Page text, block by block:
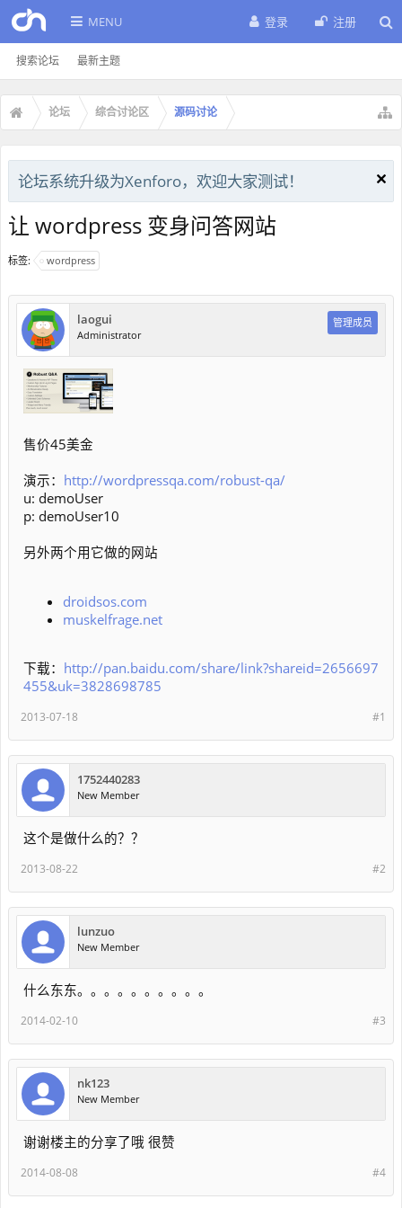
MENU
搜索论坛 最新主题
登录 注册
论坛 综合讨论区 源码讨论
论坛系统升级为Xenforo，欢迎大家测试！
让 wordpress 变身问答网站
标签: wordpress
laogui
Administrator
管理成员
售价45美金
演示： http://wordpressqa.com/robust-qa/
u: demoUser
p: demoUser10
另外两个用它做的网站
droidsos.com
muskelfrage.net
下载： http://pan.baidu.com/share/link?shareid=2656697
455&uk=3828698785
#1
2013-07-18
1752440283
New Member
这个是做什么的？？
#2
2013-08-22
lunzuo
New Member
什么东东。。。。。。。。。。
#3
2014-02-10
nk123
New Member
谢谢楼主的分享了哦 很赞
#4
2014-08-08